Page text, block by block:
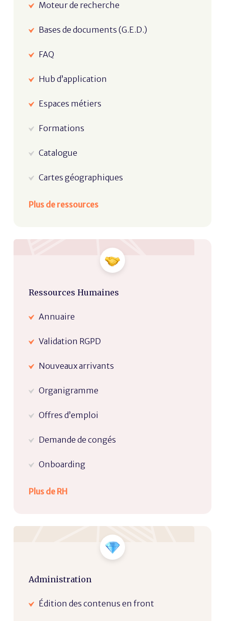
Moteur de recherche
Bases de documents (G.E.D.)
FAQ
Hub d’application
Espaces métiers
Formations
Catalogue
Cartes géographiques
Plus de ressources
Ressources Humaines
Annuaire
Validation RGPD
Nouveaux arrivants
Organigramme
Offres d’emploi
Demande de congés
Onboarding
Plus de RH
Administration
Édition des contenus en front